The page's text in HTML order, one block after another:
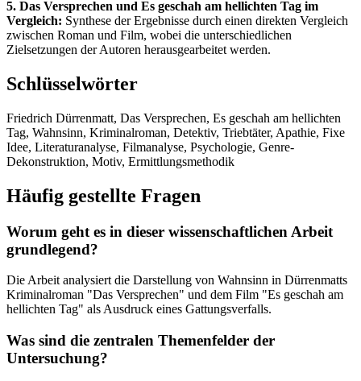
5. Das Versprechen und Es geschah am hellichten Tag im
Vergleich: Synthese der Ergebnisse durch einen direkten Vergleich
zwischen Roman und Film, wobei die unterschiedlichen
Zielsetzungen der Autoren herausgearbeitet werden.
Schlüsselwörter
Friedrich Dürrenmatt, Das Versprechen, Es geschah am hellichten
Tag, Wahnsinn, Kriminalroman, Detektiv, Triebtäter, Apathie, Fixe
Idee, Literaturanalyse, Filmanalyse, Psychologie, Genre-
Dekonstruktion, Motiv, Ermittlungsmethodik
Häufig gestellte Fragen
Worum geht es in dieser wissenschaftlichen Arbeit
grundlegend?
Die Arbeit analysiert die Darstellung von Wahnsinn in Dürrenmatts
Kriminalroman "Das Versprechen" und dem Film "Es geschah am
hellichten Tag" als Ausdruck eines Gattungsverfalls.
Was sind die zentralen Themenfelder der
Untersuchung?